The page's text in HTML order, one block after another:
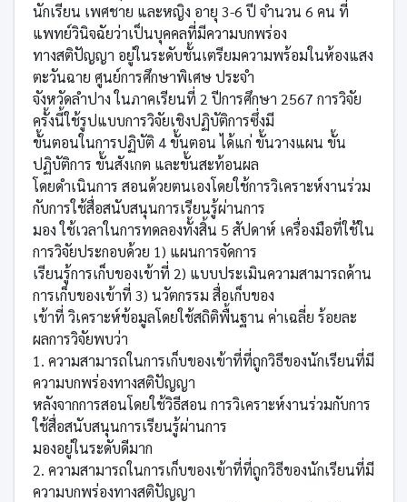
นักเรียน เพศชาย และหญิง อายุ 3-6 ปี จำนวน 6 คน ที่
แพทย์วินิจฉัยว่าเป็นบุคคลที่มีความบกพร่อง
ทางสติปัญญา อยู่ในระดับชั้นเตรียมความพร้อมในห้องแสง
ตะวันฉาย ศูนย์การศึกษาพิเศษ ประจำ
จังหวัดลำปาง ในภาคเรียนที่ 2 ปีการศึกษา 2567 การวิจัย
ครั้งนี้ใช้รูปแบบการวิจัยเชิงปฏิบัติการซึ่งมี
ขั้นตอนในการปฏิบัติ 4 ขั้นตอน ได้แก่ ขั้นวางแผน ขั้น
ปฏิบัติการ ขั้นสังเกต และขั้นสะท้อนผล
โดยดำเนินการ สอนด้วยตนเองโดยใช้การวิเคราะห์งานร่วม
กับการใช้สื่อสนับสนุนการเรียนรู้ผ่านการ
มอง ใช้เวลาในการทดลองทั้งสิ้น 5 สัปดาห์ เครื่องมือที่ใช้ใน
การวิจัยประกอบด้วย 1) แผนการจัดการ
เรียนรู้การเก็บของเข้าที่ 2) แบบประเมินความสามารถด้าน
การเก็บของเข้าที่ 3) นวัตกรรม สื่อเก็บของ
เข้าที่ วิเคราะห์ข้อมูลโดยใช้สถิติพื้นฐาน ค่าเฉลี่ย ร้อยละ
ผลการวิจัยพบว่า
1. ความสามารถในการเก็บของเข้าที่ที่ถูกวิธีของนักเรียนที่มี
ความบกพร่องทางสติปัญญา
หลังจากการสอนโดยใช้วิธีสอน การวิเคราะห์งานร่วมกับการ
ใช้สื่อสนับสนุนการเรียนรู้ผ่านการ
มองอยู่ในระดับดีมาก
2. ความสามารถในการเก็บของเข้าที่ที่ถูกวิธีของนักเรียนที่มี
ความบกพร่องทางสติปัญญา